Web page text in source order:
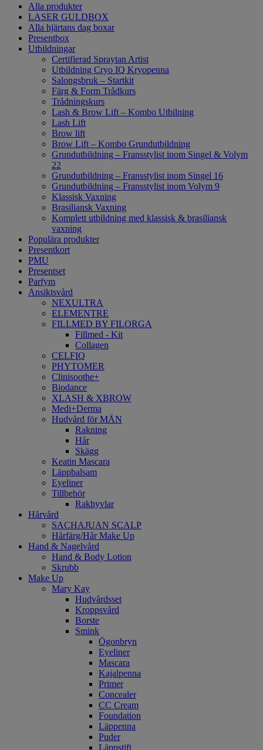
Alla produkter
LASER GULDBOX
Alla hjärtans dag boxar
Presentbox
Utbildningar
Certifierad Spraytan Artist
Utbildning Cryo IQ Kryopenna
Salongsbruk – Startkit
Färg & Form Trådkurs
Trådningskurs
Lash & Brow Lift – Kombo Utbilning
Lash Lift
Brow lift
Brow Lift – Kombo Grundutbildning
Grundutbildning – Fransstylist inom Singel & Volym
22
Grundutbildning – Fransstylist inom Singel 16
Grundutbildning – Fransstylist inom Volym 9
Klassisk Vaxning
Brasiliansk Vaxning
Komplett utbildning med klassisk & brasiliansk
vaxning
Populära produkter
Presentkort
PMU
Presentset
Parfym
Ansiktsvård
NEXULTRA
ELEMENTRE
FILLMED BY FILORGA
Fillmed - Kit
Collagen
CELFIQ
PHYTOMER
Clinisoothe+
Biodance
XLASH & XBROW
Medi+Derma
Hudvård för MÄN
Rakning
Hår
Skägg
Keatin Mascara
Läppbalsam
Eyeliner
Tillbehör
Rakhyvlar
Hårvård
SACHAJUAN SCALP
Hårfärg/Hår Make Up
Hand & Nagelvård
Hand & Body Lotion
Skrubb
Make Up
Mary Kay
Hudvårdsset
Kroppsvård
Borste
Smink
Ögonbryn
Eyeliner
Mascara
Kajalpenna
Primer
Concealer
CC Cream
Foundation
Läppenna
Puder
Läppstift